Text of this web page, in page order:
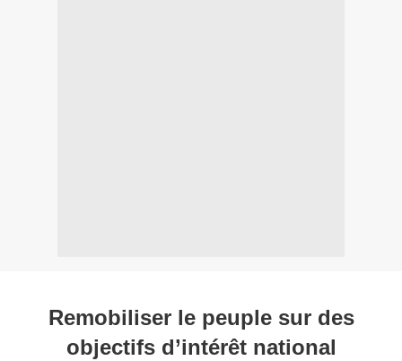
Remobiliser le peuple sur des
objectifs d’intérêt national